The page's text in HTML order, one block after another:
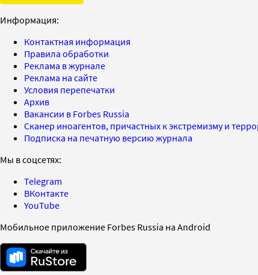
Информация:
Контактная информация
Правила обработки
Реклама в журнале
Реклама на сайте
Условия перепечатки
Архив
Вакансии в Forbes Russia
Сканер иноагентов, причастных к экстремизму и
Подписка на печатную версию журнала
Мы в соцсетях:
Telegram
ВКонтакте
YouTube
Мобильное приложение Forbes Russia на Android